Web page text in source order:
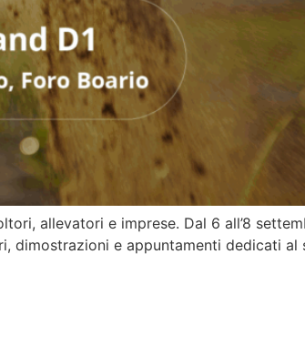
allevatori e imprese. Dal 6 all’8
dimostrazioni e appuntamenti dedicati al